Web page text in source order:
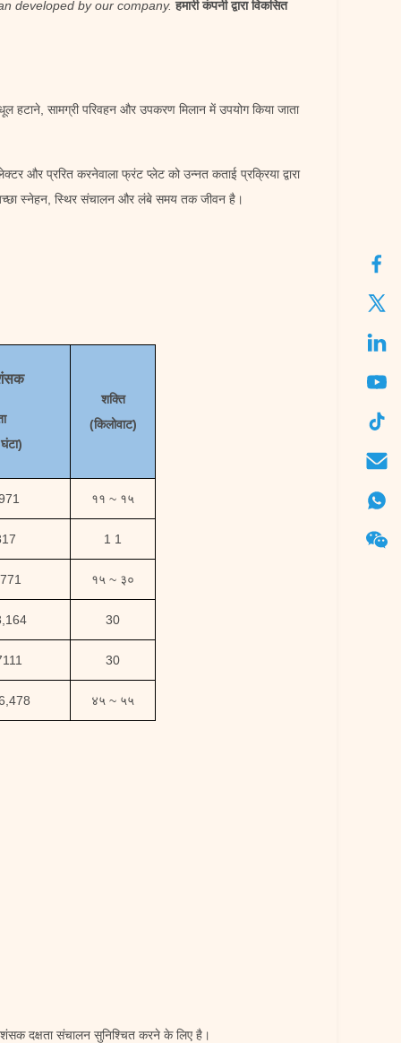
developed by our company. हमारी कंपनी द्वारा विकसित
हटाने, सामग्री परिवहन और उपकरण मिलान में उपयोग किया जाता
और प्ररित करनेवाला फ्रंट प्लेट को उन्नत कताई प्रक्रिया द्वारा
स्नेहन, स्थिर संचालन और लंबे समय तक जीवन है।
)
शक्ति
(किलोवाट)
११ ~ १५
1 1
१५ ~ ३०
30
30
४५ ~ ५५
दक्षता संचालन सुनिश्चित करने के लिए है।